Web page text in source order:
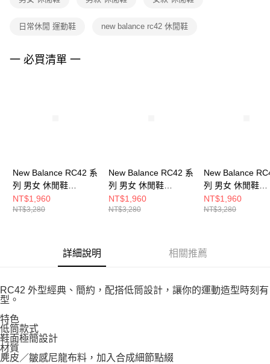
３．未成年的使用者請事先徵得法定代理人或監護人之同意方可使用
４．使用「AFTEE先享後付」時，將依據個別帳號之用戶狀況，依本公司即
日常休閒 運動鞋 new balance rc42 休閒鞋
一 必買清單 一
New Balance RC42 系
列 男女 休閒鞋
URC42DC-D
NT$1,960
NT$3,280
New Balance RC42 系
列 男女 休閒鞋
URC42DE-D
NT$1,960
NT$3,280
New Balance
列 男女 休閒鞋
URC42WS-D
NT$1,960
NT$3,280
詳細說明 相關推薦
RC42 外型經典、簡約，配搭低筒設計，讓你的運動造型時刻有
型。
特色
低筒款式
鞋面極簡設計
材質
麂皮／皺感尼龍布料，加入合成細節點綴